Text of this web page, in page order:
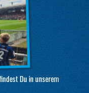
Du in unserem